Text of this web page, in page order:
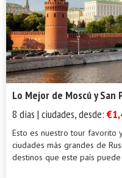
Lo Mejor de Moscú y
8 dias | ciudades, desde:
Esto es nuestro tour favorito
ciudades más grandes de
destinos que este país